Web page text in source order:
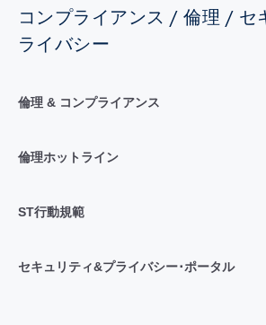
コンプライアンス / 倫理 / セ
ライバシー
倫理 & コンプライアンス
倫理ホットライン
ST行動規範
セキュリティ&プライバシー･ポータル